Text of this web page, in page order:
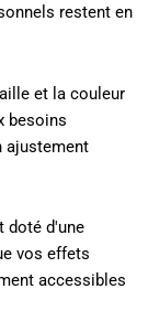
restent en
et la couleur
besoins
ajustement
doté d'une
vos effets
accessibles